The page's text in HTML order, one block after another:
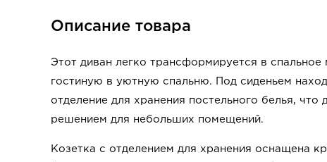
Описание товара
Этот диван легко трансформируется в
гостиную в уютную спальню. Под сиденьем
отделение для хранения постельного белья, что
решением для небольших помещений.
Козетка с отделением для хранения оснащена